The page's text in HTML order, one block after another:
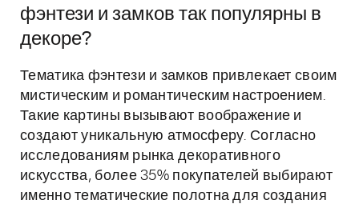
фэнтези и замков так популярны в
декоре?
Тематика фэнтези и замков привлекает своим
мистическим и романтическим настроением.
Такие картины вызывают воображение и
создают уникальную атмосферу. Согласно
исследованиям рынка декоративного
искусства, более 35% покупателей выбирают
именно тематические полотна для создания